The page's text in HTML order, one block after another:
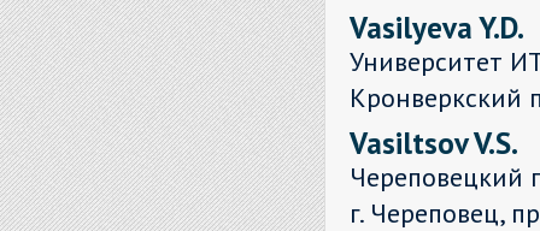
Vasilyeva Y.D.
Университет
Кронверкский
Vasiltsov V.S.
Череповецкий
г. Череповец,